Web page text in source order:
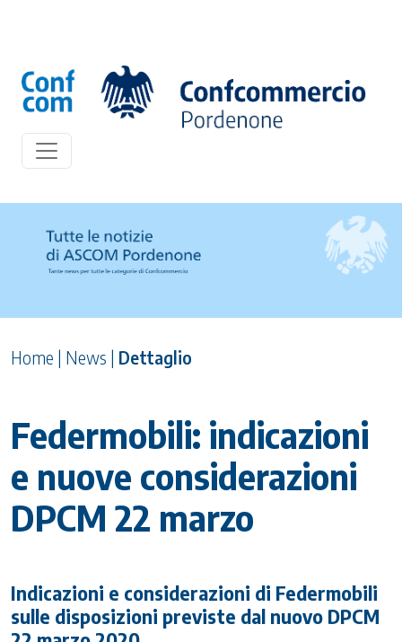
Home | News | Dettaglio
Federmobili: indicazioni
e nuove considerazioni
DPCM 22 marzo
Indicazioni e considerazioni di Federmobili
sulle disposizioni previste dal nuovo DPCM